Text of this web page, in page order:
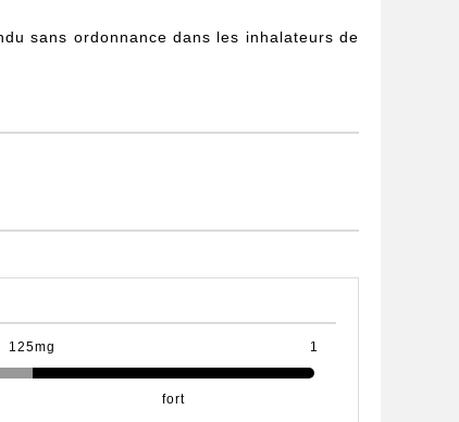
sans ordonnance dans les inhalateurs de
125mg
fort
1